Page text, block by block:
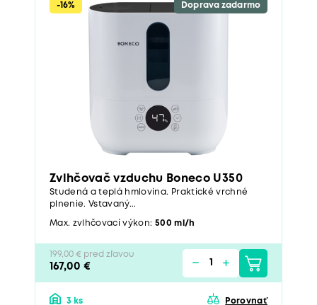
-16% Doprava zadarmo
Zvlhčovač vzduchu Boneco U350
Studená a teplá hmlovina. Praktické vrchné
plnenie. Vstavaný...
Max. zvlhčovací výkon: 500 ml/h
199,00 € pred zľavou
167,00 €
3 ks Porovnať